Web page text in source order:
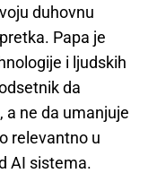
duhovnu
Papa je
i ljudskih
da
a ne da umanjuje
relevantno u
AI sistema.